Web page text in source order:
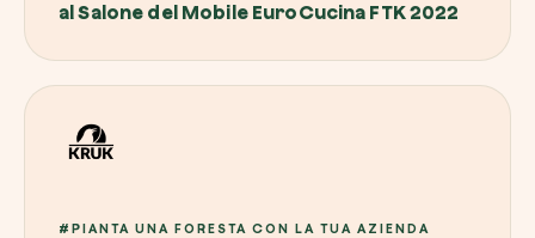
al Salone del Mobile EuroCucina FTK 2022
#PIANTA UNA FORESTA CON LA TUA AZIENDA